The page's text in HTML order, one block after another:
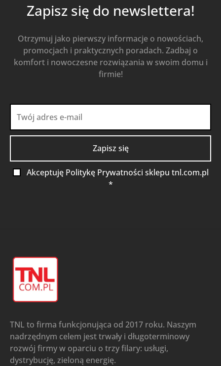
Zapisz się do newslettera!
Otrzymuj jako pierwszy informacje o nowościach,
promocjach i praktycznych poradach. Zadbaj o
komfort i nowoczesne rozwiązania w swoim domu i
firmie!
Akceptuję Politykę Prywatności sklepu tnl.com.pl
*
TNL to firma funkcjonująca od 2017 roku. Naszym
nadrzędnym celem jest trwały i długoterminowy
rozwój firmy w oparciu o trzy filary: usługi,
dystrybucję, zieloną energię.